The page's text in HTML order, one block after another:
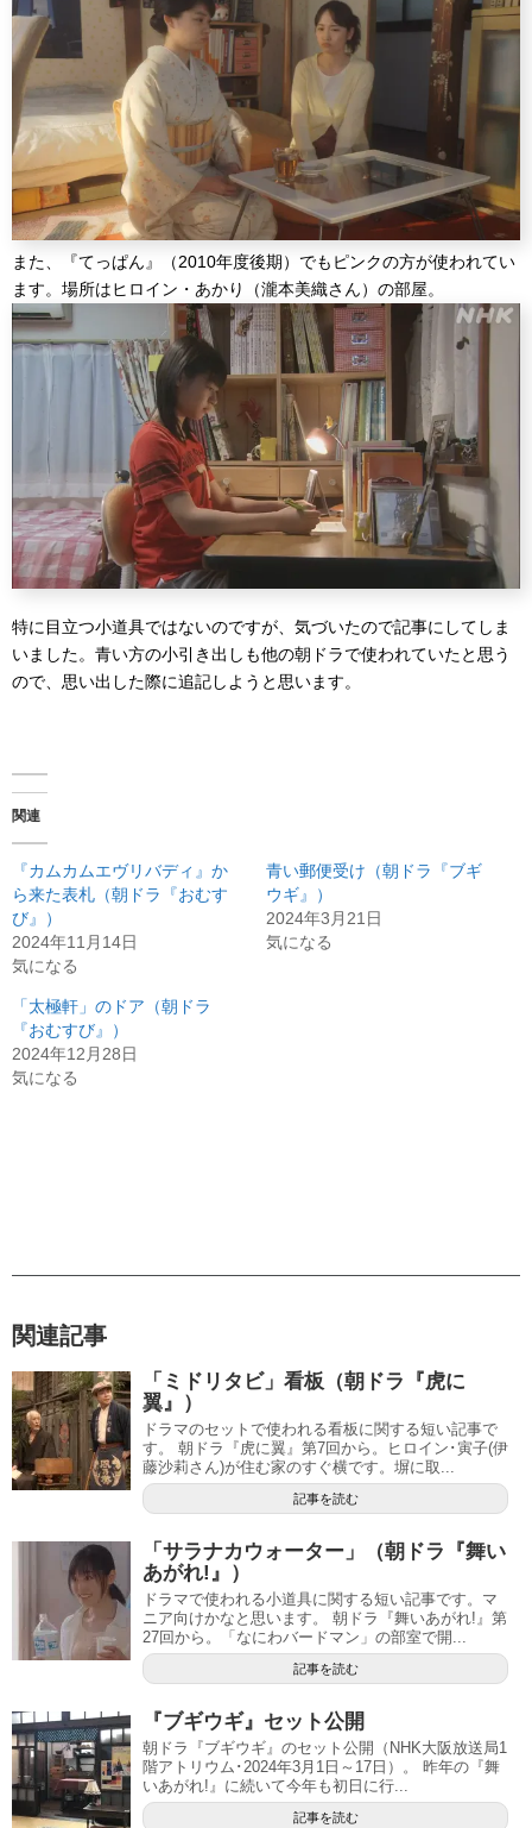
また、『てっぱん』（2010年度後期）でもピンクの方が使われてい
ます。場所はヒロイン・あかり（瀧本美織さん）の部屋。
特に目立つ小道具ではないのですが、気づいたので記事にしてしま
いました。青い方の小引き出しも他の朝ドラで使われていたと思う
ので、思い出した際に追記しようと思います。
関連
『カムカムエヴリバディ』か
ら来た表札（朝ドラ『おむす
び』）
2024年11月14日
気になる
青い郵便受け（朝ドラ『ブギ
ウギ』）
2024年3月21日
気になる
「太極軒」のドア（朝ドラ
『おむすび』）
2024年12月28日
気になる
関連記事
「ミドリタビ」看板（朝ドラ『虎に
翼』）
ドラマのセットで使われる看板に関する短い記事で
す。 朝ドラ『虎に翼』第7回から。ヒロイン･寅子(伊
藤沙莉さん)が住む家のすぐ横です。塀に取...
記事を読む
「サラナカウォーター」（朝ドラ『舞い
あがれ!』）
ドラマで使われる小道具に関する短い記事です。マ
ニア向けかなと思います。 朝ドラ『舞いあがれ!』第
27回から。「なにわバードマン」の部室で開...
記事を読む
『ブギウギ』セット公開
朝ドラ『ブギウギ』のセット公開（NHK大阪放送局1
階アトリウム･2024年3月1日～17日）。 昨年の『舞
いあがれ!』に続いて今年も初日に行...
記事を読む